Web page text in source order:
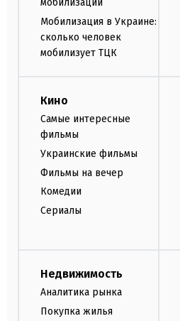
мобилизации
Мобилизация в Украине:
сколько человек
мобилизует ТЦК
Кино
Самые интересные
фильмы
Украинские фильмы
Фильмы на вечер
Комедии
Сериалы
Недвижимость
Аналитика рынка
Покупка жилья